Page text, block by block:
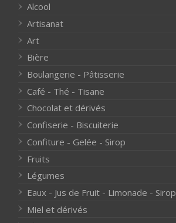
Alcool
Artisanat
Art
Bière
Boulangerie - Pâtisserie
Café - Thé - Tisane
Chocolat et dérivés
Confiserie - Biscuiterie
Confiture - Gelée - Sirop
Fruits
Légumes
Eaux - Jus de Fruit - Limonade - Sirop
Miel et dérivés